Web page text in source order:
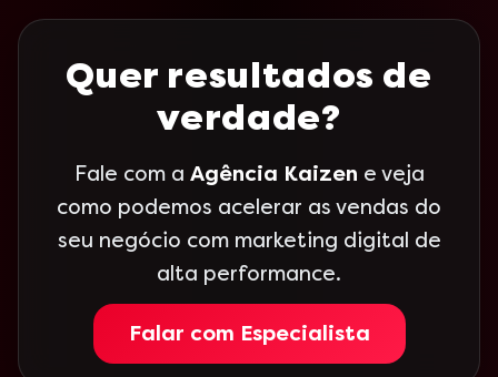
Quer resultados de
verdade?
Fale com a Agência Kaizen e veja
como podemos acelerar as vendas do
seu negócio com marketing digital de
alta performance.
Falar com Especialista